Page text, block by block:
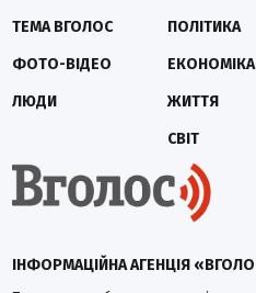
ІНФОРМАЦІЙНА АГЕНЦІЯ
ТЕМА ВГОЛОС
ФОТО-ВІДЕО
ЛЮДИ
ПОЛІТИКА
ЕКОНОМІКА
ЖИТТЯ
СВІТ